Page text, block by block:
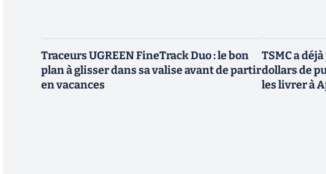
Traceurs UGREEN FineTrack Duo : le bon
plan à glisser dans sa valise avant de partir
en vacances
TSMC a
dollars de
les livrer à